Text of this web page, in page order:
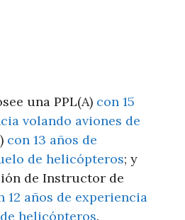
una PPL(A) con 15
volando aviones de
con 13 años de
de helicópteros; y
de Instructor de
12 años de experiencia
helicópteros.